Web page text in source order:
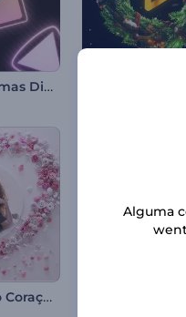
Intro com Formas Dinâmicas em Neon
Introdução do Coração de Flores do Dia dos Namorados
Alguma